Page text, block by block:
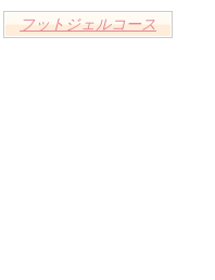
フットジェルコース